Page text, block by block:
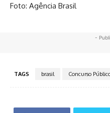
Foto: Agência Brasil
-
TAGS brasil Concurso